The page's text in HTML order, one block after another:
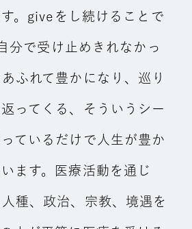
。giveをし続けることで
分で受け止めきれなかっ
ふれて豊かになり、巡り
ってくる、そういうシー
ているだけで人生が豊か
ます。医療活動を通じ
種、政治、宗教、境遇を